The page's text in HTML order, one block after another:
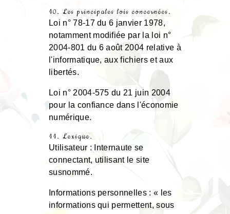
10. Les principales lois concernées.
Loi n° 78-17 du 6 janvier 1978,
notamment modifiée par la loi n°
2004-801 du 6 août 2004 relative à
l'informatique, aux fichiers et aux
libertés.
Loi n° 2004-575 du 21 juin 2004
pour la confiance dans l'économie
numérique.
11. Lexique.
Utilisateur : Internaute se
connectant, utilisant le site
susnommé.
Informations personnelles : « les
informations qui permettent, sous